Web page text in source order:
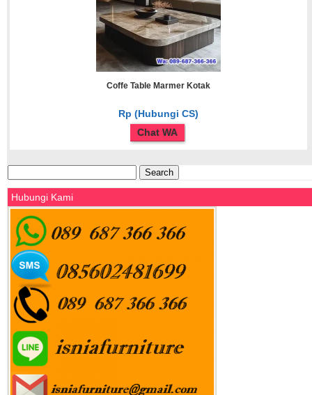
Coffe Table Marmer Kotak
Rp (Hubungi CS)
Chat WA
Search
for:
Hubungi Kami